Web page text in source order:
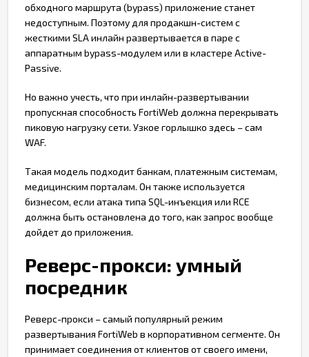
обходного маршрута (bypass) приложение станет
недоступным. Поэтому для продакшн-систем с
жесткими SLA инлайн развертывается в паре с
аппаратным bypass-модулем или в кластере Active-
Passive.
Но важно учесть, что при инлайн-развертывании
пропускная способность FortiWeb должна перекрывать
пиковую нагрузку сети. Узкое горлышко здесь – сам
WAF.
Такая модель подходит банкам, платежным системам,
медицинским порталам. Он также используется
бизнесом, если атака типа SQL-инъекция или RCE
должна быть остановлена до того, как запрос вообще
дойдет до приложения.
Реверс-прокси: умный
посредник
Реверс-прокси – самый популярный режим
развертывания FortiWeb в корпоративном сегменте. Он
принимает соединения от клиентов от своего имени,